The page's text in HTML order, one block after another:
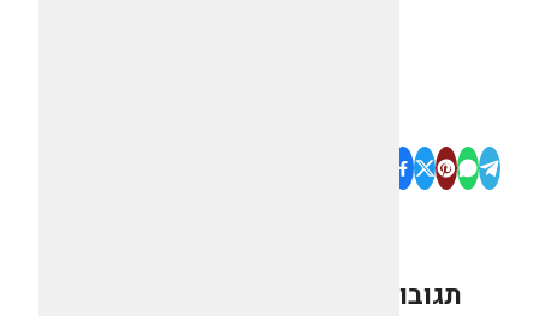
תגובות